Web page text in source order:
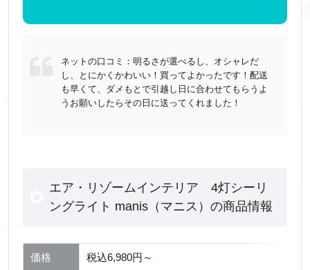
ネットの口コミ：明るさが選べるし、オシャレだ
し、とにかくかわいい！買ってよかったです！配送
も早くて、ダメもとで引越し日に合わせてもらうよ
うお願いしたらその日に送ってくれました！
エア・リゾームインテリア 4灯シーリ
ングライト manis（マニス）の商品情報
価格 税込6,980円～